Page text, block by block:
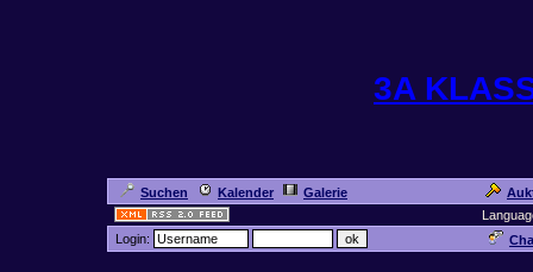
3A
Suchen Kalender Galerie
Login: